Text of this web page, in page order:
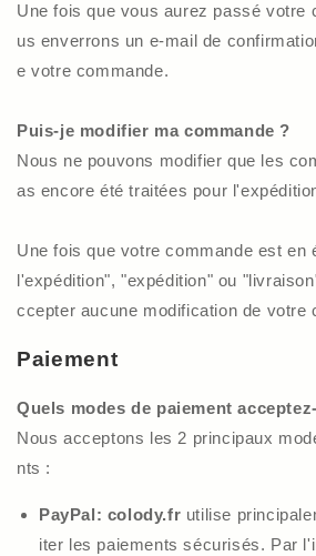
Une fois que vous aurez passé votre
us enverrons un e-mail de
e votre commande.
Puis-je modifier ma commande ?
Nous ne pouvons modifier que les
as encore été traitées pour
Une fois que votre commande est en
l'expédition", "expédition" ou
ccepter aucune modification de votre
Paiement
Quels modes de paiement
Nous acceptons les 2 principaux
nts :
PayPal: colody.fr utilise
iter les paiements sécurisés. Par